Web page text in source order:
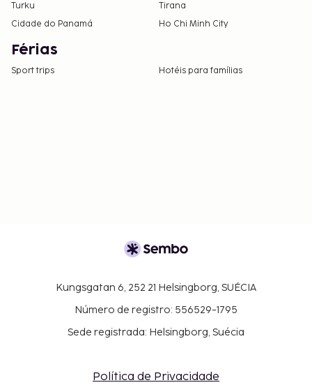
Turku
Tirana
Cidade do Panamá
Ho Chi Minh City
Férias
Sport trips Hotéis para famílias
Kungsgatan 6, 252 21 Helsingborg, SUÉCIA
Número de registro: 556529-1795
Sede registrada: Helsingborg, Suécia
Política de Privacidade